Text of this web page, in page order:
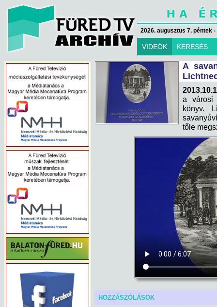
2026. augusztus 7. péntek
VIDEÓK KERESÉS
A
a városi
könyv.
tőle
HOZZÁSZÓLÁSOK